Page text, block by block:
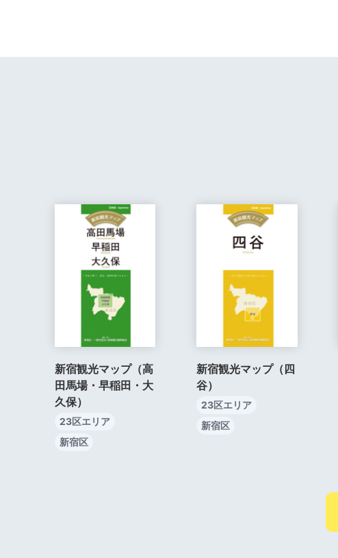
新宿観光マップ（高
田馬場・早稲田・大
久保）
23区エリア
新宿区
新宿観光マップ（四
谷）
23区エリア
新宿区